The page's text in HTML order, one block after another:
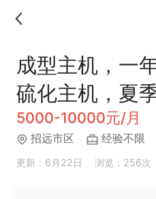
成型主机，一
硫化主机，夏
5000-10000元/月
招远市区 经验不限
更新：6月22日 浏览：256次